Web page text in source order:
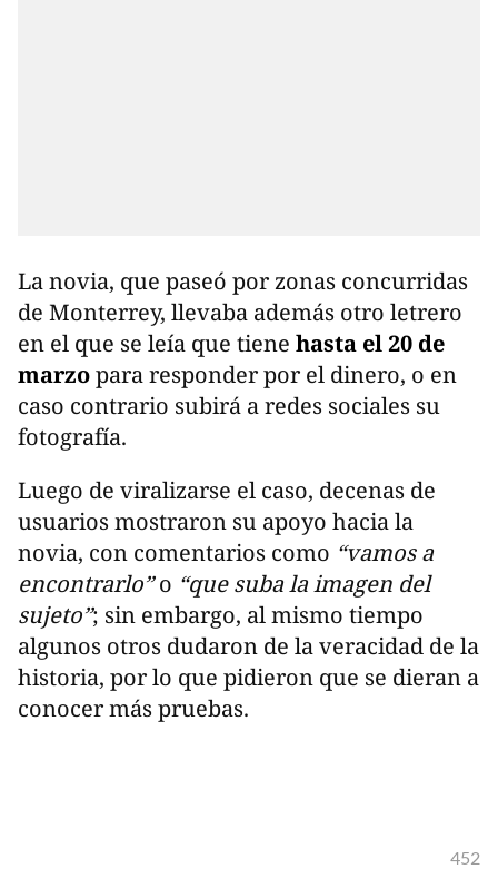
La novia, que paseó por zonas concurridas
de Monterrey, llevaba además otro letrero
en el que se leía que tiene hasta el 20 de
marzopara responder por el dinero, o en
caso contrario subirá a redes sociales su
fotografía.
Luego de viralizarse el caso, decenas de
usuarios mostraron su apoyo hacia la
novia, con comentarios como “vamos a
encontrarlo”o “que suba la imagen del
sujeto”; sin embargo, al mismo tiempo
algunos otros dudaron de la veracidad de la
historia, por lo que pidieron que se dieran a
conocer más pruebas.
452